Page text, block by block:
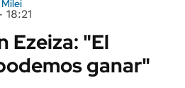
Ezeiza: "El
ganar"